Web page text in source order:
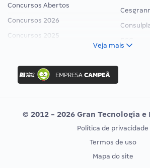
Concursos Abertos
Concursos 2026
Concursos 2025
Concurso Ibama
Concurso MPU
Editais publicados
Vunesp
CONCURSOS POR PROFISSÃO
EXAME
Veja mais
© 2012 - 2026 Gran Tecnologia e
Política de privacidade
Termos de uso
Mapa do site